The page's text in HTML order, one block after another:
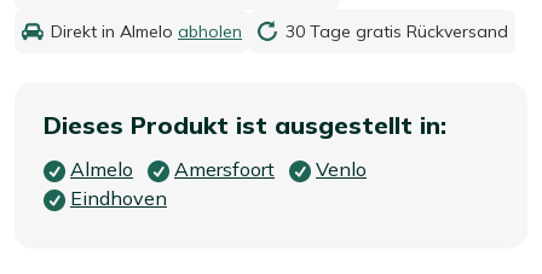
Direkt in Almelo abholen 30 Tage gratis Rückversand
Dieses Produkt ist ausgestellt in:
Almelo Amersfoort
Venlo
Eindhoven